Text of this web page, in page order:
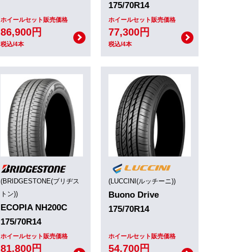
ホイールセット販売価格
86,900円
税込/4本
175/70R14
ホイールセット販売価格
77,300円
税込/4本
(BRIDGESTONE(ブリヂス
トン))
ECOPIA NH200C
175/70R14
ホイールセット販売価格
81,800円
(LUCCINI(ルッチーニ))
Buono Drive
175/70R14
ホイールセット販売価格
54,700円